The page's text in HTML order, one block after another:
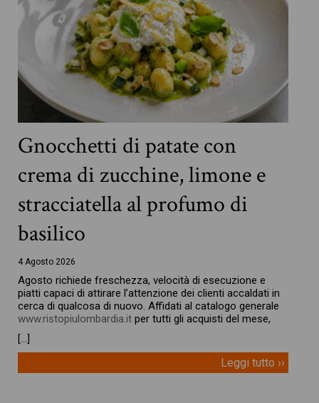
Gnocchetti di patate con
crema di zucchine, limone e
stracciatella al profumo di
basilico
4 Agosto 2026
Agosto richiede freschezza, velocità di esecuzione e
piatti capaci di attirare l’attenzione dei clienti accaldati in
cerca di qualcosa di nuovo. Affidati al catalogo generale
www.ristopiulombardia.it per tutti gli acquisti del mese,
[…]
Leggi tutto ››